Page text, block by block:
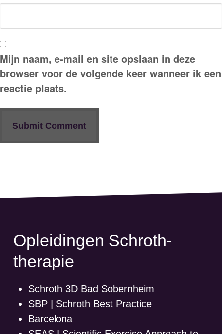
Mijn naam, e-mail en site opslaan in deze
browser voor de volgende keer wanneer ik een
reactie plaats.
Opleidingen Schroth-
therapie
Schroth 3D Bad Sobernheim
SBP | Schroth Best Practice
Barcelona